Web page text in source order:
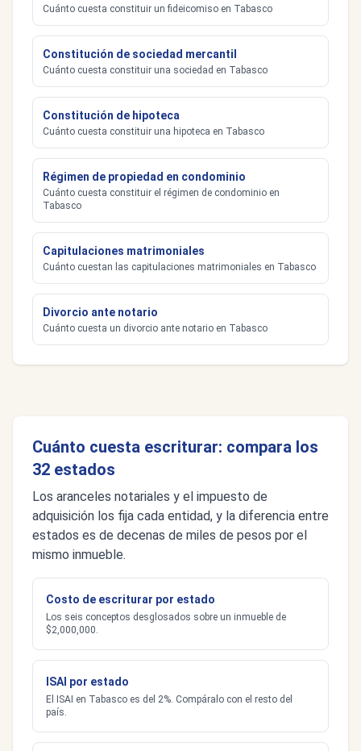
Cuánto cuesta constituir un fideicomiso en Tabasco
Constitución de sociedad mercantil
Cuánto cuesta constituir una sociedad en Tabasco
Constitución de hipoteca
Cuánto cuesta constituir una hipoteca en Tabasco
Régimen de propiedad en condominio
Cuánto cuesta constituir el régimen de condominio en
Tabasco
Capitulaciones matrimoniales
Cuánto cuestan las capitulaciones matrimoniales en Tabasco
Divorcio ante notario
Cuánto cuesta un divorcio ante notario en Tabasco
Cuánto cuesta escriturar: compara los
32 estados
Los aranceles notariales y el impuesto de
adquisición los fija cada entidad, y la diferencia entre
estados es de decenas de miles de pesos por el
mismo inmueble.
Costo de escriturar por estado
Los seis conceptos desglosados sobre un inmueble de
$2,000,000.
ISAI por estado
El ISAI en Tabasco es del 2%. Compáralo con el resto del
país.